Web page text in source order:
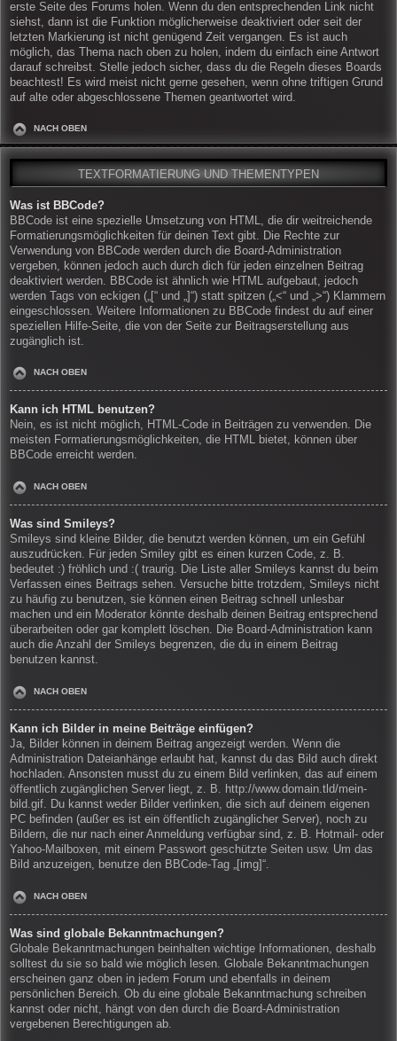
erste Seite des Forums holen. Wenn du den entsprechenden Link nicht
siehst, dann ist die Funktion möglicherweise deaktiviert oder seit der
letzten Markierung ist nicht genügend Zeit vergangen. Es ist auch
möglich, das Thema nach oben zu holen, indem du einfach eine Antwort
darauf schreibst. Stelle jedoch sicher, dass du die Regeln dieses Boards
beachtest! Es wird meist nicht gerne gesehen, wenn ohne triftigen Grund
auf alte oder abgeschlossene Themen geantwortet wird.
NACH OBEN
TEXTFORMATIERUNG UND THEMENTYPEN
Was ist BBCode?
BBCode ist eine spezielle Umsetzung von HTML, die dir weitreichende
Formatierungsmöglichkeiten für deinen Text gibt. Die Rechte zur
Verwendung von BBCode werden durch die Board-Administration
vergeben, können jedoch auch durch dich für jeden einzelnen Beitrag
deaktiviert werden. BBCode ist ähnlich wie HTML aufgebaut, jedoch
werden Tags von eckigen („[“ und „]“) statt spitzen („<“ und „>“) Klammern
eingeschlossen. Weitere Informationen zu BBCode findest du auf einer
speziellen Hilfe-Seite, die von der Seite zur Beitragserstellung aus
zugänglich ist.
NACH OBEN
Kann ich HTML benutzen?
Nein, es ist nicht möglich, HTML-Code in Beiträgen zu verwenden. Die
meisten Formatierungsmöglichkeiten, die HTML bietet, können über
BBCode erreicht werden.
NACH OBEN
Was sind Smileys?
Smileys sind kleine Bilder, die benutzt werden können, um ein Gefühl
auszudrücken. Für jeden Smiley gibt es einen kurzen Code, z. B.
bedeutet :) fröhlich und :( traurig. Die Liste aller Smileys kannst du beim
Verfassen eines Beitrags sehen. Versuche bitte trotzdem, Smileys nicht
zu häufig zu benutzen, sie können einen Beitrag schnell unlesbar
machen und ein Moderator könnte deshalb deinen Beitrag entsprechend
überarbeiten oder gar komplett löschen. Die Board-Administration kann
auch die Anzahl der Smileys begrenzen, die du in einem Beitrag
benutzen kannst.
NACH OBEN
Kann ich Bilder in meine Beiträge einfügen?
Ja, Bilder können in deinem Beitrag angezeigt werden. Wenn die
Administration Dateianhänge erlaubt hat, kannst du das Bild auch direkt
hochladen. Ansonsten musst du zu einem Bild verlinken, das auf einem
öffentlich zugänglichen Server liegt, z. B. http://www.domain.tld/mein-
bild.gif. Du kannst weder Bilder verlinken, die sich auf deinem eigenen
PC befinden (außer es ist ein öffentlich zugänglicher Server), noch zu
Bildern, die nur nach einer Anmeldung verfügbar sind, z. B. Hotmail- oder
Yahoo-Mailboxen, mit einem Passwort geschützte Seiten usw. Um das
Bild anzuzeigen, benutze den BBCode-Tag „[img]“.
NACH OBEN
Was sind globale Bekanntmachungen?
Globale Bekanntmachungen beinhalten wichtige Informationen, deshalb
solltest du sie so bald wie möglich lesen. Globale Bekanntmachungen
erscheinen ganz oben in jedem Forum und ebenfalls in deinem
persönlichen Bereich. Ob du eine globale Bekanntmachung schreiben
kannst oder nicht, hängt von den durch die Board-Administration
vergebenen Berechtigungen ab.